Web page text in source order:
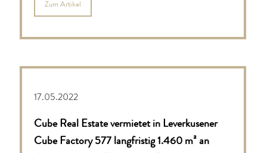
Zum Artikel
17.05.2022
Cube Real Estate vermietet in Leverkusener
Cube Factory 577 langfristig 1.460 m² an